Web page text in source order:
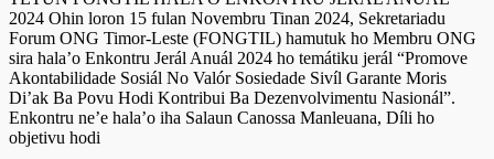
2024 Ohin loron 15 fulan Novembru Tinan 2024, Sekretariadu
Forum ONG Timor-Leste (FONGTIL) hamutuk ho Membru ONG
sira hala’o Enkontru Jerál Anuál 2024 ho temátiku jerál “Promove
Akontabilidade Sosiál No Valór Sosiedade Sivíl Garante Moris
Di’ak Ba Povu Hodi Kontribui Ba Dezenvolvimentu Nasionál”.
Enkontru ne’e hala’o iha Salaun Canossa Manleuana, Díli ho
objetivu hodi